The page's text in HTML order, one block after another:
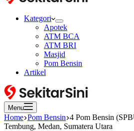
Kategori
Apotek
ATM BCA
ATM BRI
Masjid
Pom Bensin
Artikel
Menu
Home Pom Bensin 4 Pom Bensin
Tembung, Medan, Sumatera Utara